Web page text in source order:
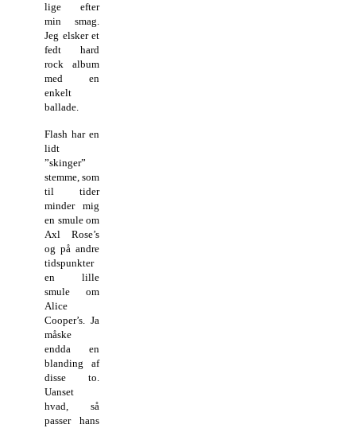
lige efter
min smag.
Jeg elsker et
fedt hard
rock album
med en
enkelt
ballade.
Flash har en
lidt
”skinger”
stemme, som
til tider
minder mig
en smule om
Axl Rose’s
og på andre
tidspunkter
en lille
smule om
Alice
Cooper’s. Ja
måske
endda en
blanding af
disse to.
Uanset
hvad, så
passer hans